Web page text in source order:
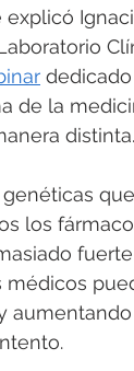
explicó
de la
distinta.
los